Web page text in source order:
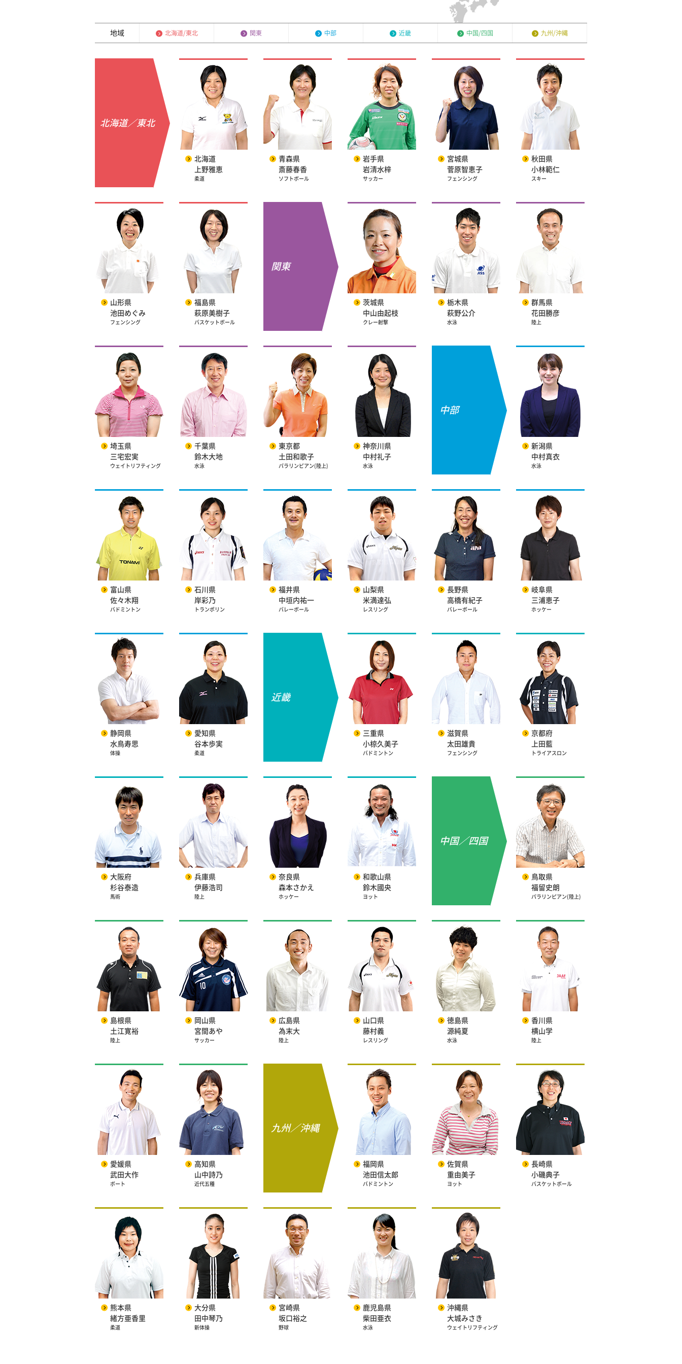
地域 北海道/東北 関東 中部 近畿 中国/四国 九州/沖縄
北海道／東北
北海道
上野雅恵
柔道
青森県
斎藤春香
ソフトボール
岩手県
岩清水梓
サッカー
宮城県
菅原智恵子
フェンシング
秋田県
小林範仁
スキー
山形県
池田めぐみ
フェンシング
福島県
萩原美樹子
バスケットボール
関東
茨城県
中山由起枝
クレー射撃
栃木県
萩野公介
水泳
群馬県
花田勝彦
陸上
埼玉県
三宅宏実
ウェイトリフティング
千葉県
鈴木大地
水泳
東京都
土田和歌子
パラリンピアン(陸上)
神奈川県
中村礼子
水泳
中部
新潟県
中村真衣
水泳
富山県
佐々木翔
バドミントン
石川県
岸彩乃
トランポリン
福井県
中垣内祐一
バレーボール
山梨県
米満達弘
レスリング
長野県
高橋有紀子
バレーボール
岐阜県
三浦恵子
ホッケー
静岡県
水鳥寿思
体操
愛知県
谷本歩実
柔道
近畿
三重県
小椋久美子
バドミントン
滋賀県
太田雄貴
フェンシング
京都府
上田藍
トライアスロン
大阪府
杉谷泰造
馬術
兵庫県
伊藤浩司
陸上
奈良県
森本さかえ
ホッケー
和歌山県
鈴木國央
ヨット
中国／四国
鳥取県
福留史朗
パラリンピアン(陸上)
島根県
土江寛裕
陸上
岡山県
宮間あや
サッカー
広島県
為末大
陸上
山口県
藤村義
レスリング
徳島県
源純夏
水泳
香川県
横山学
陸上
愛媛県
武田大作
ボート
高知県
山中詩乃
近代五種
九州／沖縄
福岡県
池田信太郎
バドミントン
佐賀県
重由美子
ヨット
長崎県
小磯典子
バスケットボール
熊本県
緒方亜香里
柔道
大分県
田中琴乃
新体操
宮崎県
坂口裕之
野球
鹿児島県
柴田亜衣
水泳
沖縄県
大城みさき
ウェイトリフティング